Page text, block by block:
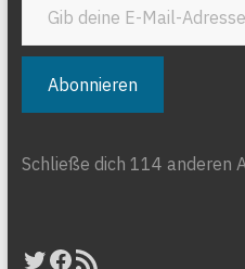
Abonnieren
Schließe dich 114 anderen
Twitter
Facebook
RSS-Feed